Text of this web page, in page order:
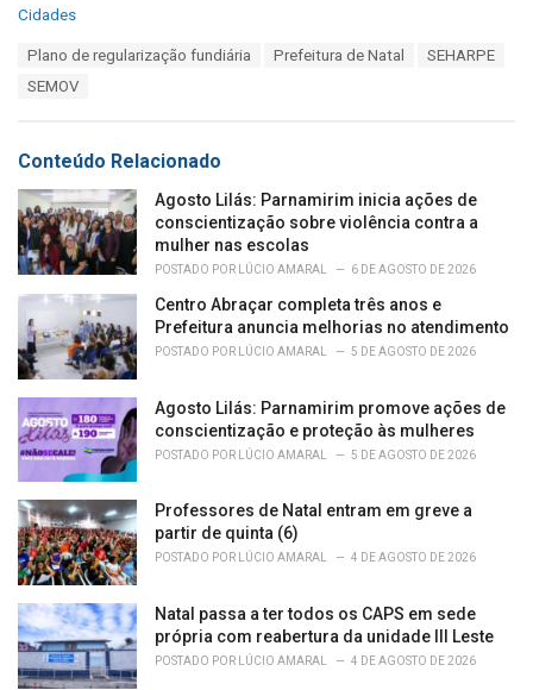
C
i
e
s
:
Cidades
Plano de regularização fundiária Prefeitura de Natal
SEHARPE
SEMOV
Conteúdo Relacionado
Agosto Lilás: Parnamirim inicia ações de
conscientização sobre violência contra a
mulher nas escolas
POSTADO POR LÚCIO AMARAL 6 DE AGOSTO DE 2026
Centro Abraçar completa três anos e
Prefeitura anuncia melhorias no atendimento
POSTADO POR LÚCIO AMARAL 5 DE AGOSTO DE 2026
Agosto Lilás: Parnamirim promove ações de
conscientização e proteção às mulheres
POSTADO POR LÚCIO AMARAL 5 DE AGOSTO DE 2026
Professores de Natal entram em greve a
partir de quinta (6)
POSTADO POR LÚCIO AMARAL 4 DE AGOSTO DE 2026
Natal passa a ter todos os CAPS em sede
própria com reabertura da unidade III Leste
POSTADO POR LÚCIO AMARAL 4 DE AGOSTO DE 2026